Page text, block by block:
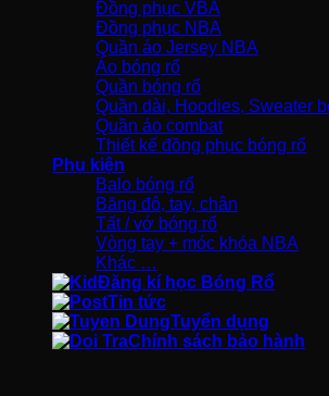
Đồng phục VBA
Đồng phục NBA
Quần áo Jersey NBA
Áo bóng rổ
Quần bóng rổ
Quần dài, Hoodies, Sweater
Quần áo combat
Thiết kế đồng phục bóng rổ
Phụ kiện
Balo bóng rổ
Băng đô, tay, chân
Tất / vớ bóng rổ
Vòng tay + móc khóa NBA
Khác …
Đăng kí học Bóng Rổ
Tin tức
Tuyển dụng
Chính sách bảo hành